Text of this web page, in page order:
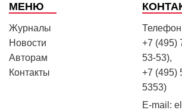
МЕНЮ
Журналы
Новости
Авторам
Контакты
Телефон
+7 (495)
53-53),
+7 (495)
5353)
E-mail: